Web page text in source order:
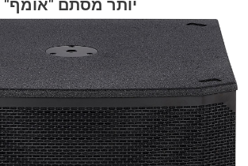
יותר מסתם "אומף"